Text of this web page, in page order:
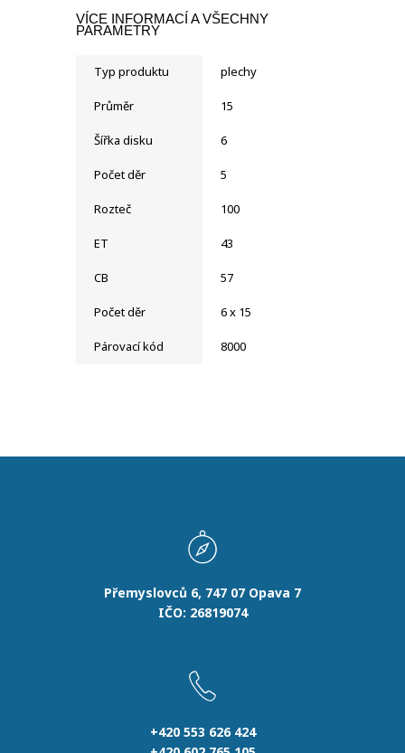
VÍCE INFORMACÍ A VŠECHNY
PARAMETRY
Typ produktu plechy
Průměr 15
Šířka disku 6
Počet děr 5
Rozteč 100
ET 43
CB 57
Počet děr 6 x 15
Párovací kód 8000
Přemyslovců 6, 747 07 Opava 7
IČO: 26819074
+420 553 626 424